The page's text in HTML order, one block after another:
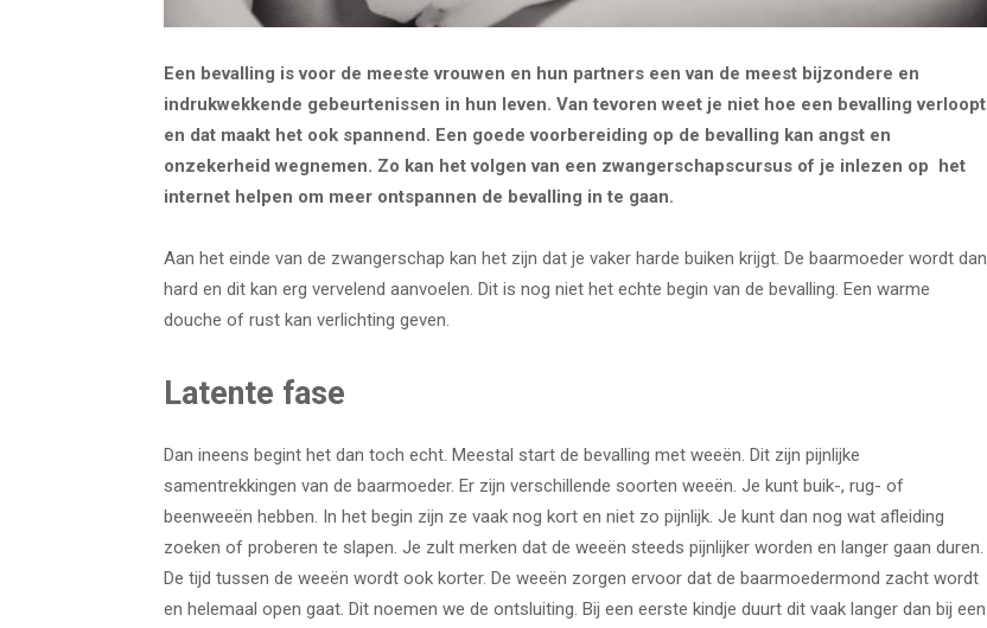
Een bevalling is voor de meeste vrouwen en hun partners een van de meest bijzondere en
indrukwekkende gebeurtenissen in hun leven. Van tevoren weet je niet hoe een bevalling verloopt
en dat maakt het ook spannend. Een goede voorbereiding op de bevalling kan angst en
onzekerheid wegnemen. Zo kan het volgen van een zwangerschapscursus of je inlezen op het
internet helpen om meer ontspannen de bevalling in te gaan.
Aan het einde van de zwangerschap kan het zijn dat je vaker harde buiken krijgt. De baarmoeder wordt dan
hard en dit kan erg vervelend aanvoelen. Dit is nog niet het echte begin van de bevalling. Een warme
douche of rust kan verlichting geven.
Latente fase
Dan ineens begint het dan toch echt. Meestal start de bevalling met weeën. Dit zijn pijnlijke
samentrekkingen van de baarmoeder. Er zijn verschillende soorten weeën. Je kunt buik-, rug- of
beenweeën hebben. In het begin zijn ze vaak nog kort en niet zo pijnlijk. Je kunt dan nog wat afleiding
zoeken of proberen te slapen. Je zult merken dat de weeën steeds pijnlijker worden en langer gaan duren.
De tijd tussen de weeën wordt ook korter. De weeën zorgen ervoor dat de baarmoedermond zacht wordt
en helemaal open gaat. Dit noemen we de ontsluiting. Bij een eerste kindje duurt dit vaak langer dan bij een